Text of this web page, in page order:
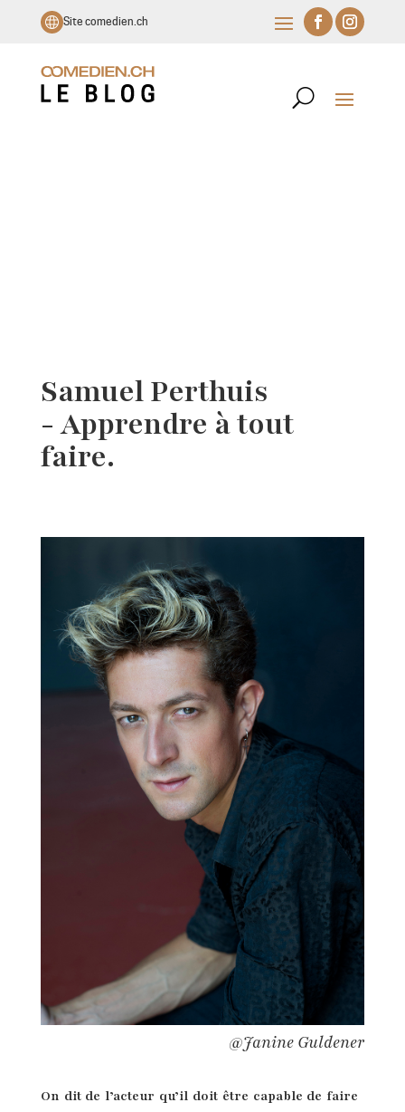
Site comedien.ch
Samuel Perthuis
-Apprendre à tout
faire.
@Janine Guldener
On dit de l’acteur qu’il doit être capable de faire